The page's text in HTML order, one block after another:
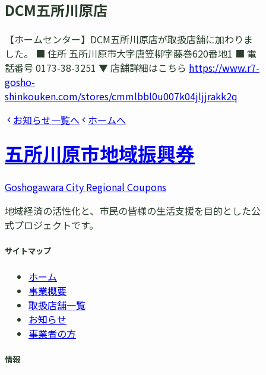
DCM五所川原店
【ホームセンター】DCM五所川原店が取扱店舗に加わりま
した。 ■ 住所 五所川原市大字唐笠柳字藤巻620番地1 ■ 電
話番号 0173-38-3251 ▼ 店舗詳細はこちら https://www.r7-
gosho-
shinkouken.com/stores/cmmlbbl0u007k04jljjrakk2q
お知らせ一覧へ
ホームへ
五所川原市地域振興券
Goshogawara City Regional Coupons
地域経済の活性化と、市民の皆様の生活支援を目的とした公
式プロジェクトです。
サイトマップ
ホーム
事業概要
取扱店舗一覧
お知らせ
事業者の方
情報